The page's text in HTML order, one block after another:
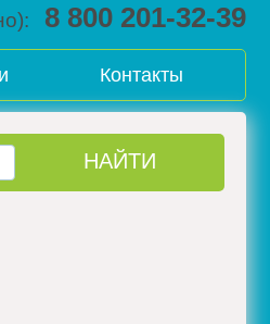
8 800 201-32-39
Контакты